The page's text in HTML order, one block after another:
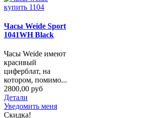
Часы Weide Sport
1041WH Black
Часы Weide имеют
красивый
циферблат, на
котором, помимо...
2800,00 руб
Детали
Уведомить меня
Скидка!